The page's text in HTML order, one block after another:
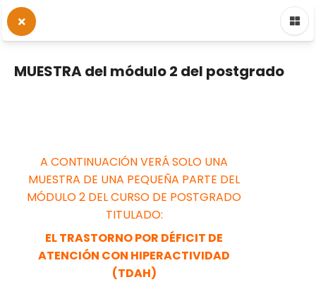
MUESTRA del módulo 2 del postgrado
A CONTINUACIÓN VERÁ SOLO UNA
MUESTRA DE UNA PEQUEÑA PARTE DEL
MÓDULO 2 DEL CURSO DE POSTGRADO
TITULADO:
EL TRASTORNO POR DÉFICIT DE
ATENCIÓN CON HIPERACTIVIDAD
(TDAH)